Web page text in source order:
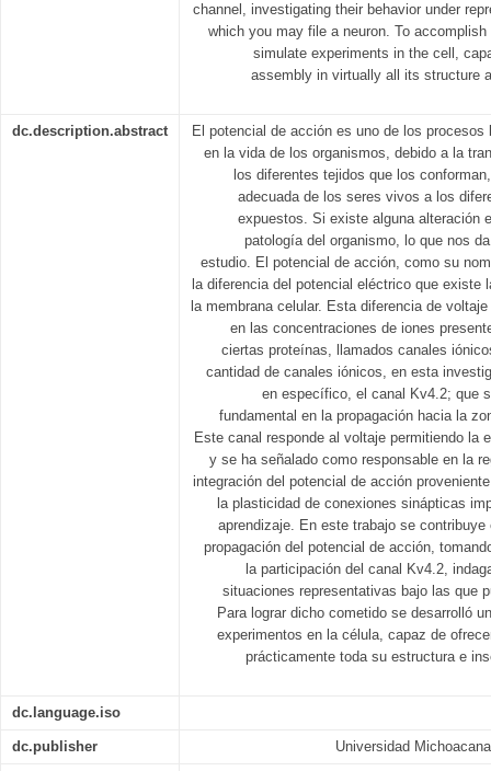
channel, investigating their behavior under
which you may file a neuron. To
simulate experiments in the cell,
assembly in virtually all its structure
dc.description.abstract
El potencial de acción es uno de los
en la vida de los organismos, debido a la
los diferentes tejidos que los
adecuada de los seres vivos a los
expuestos. Si existe alguna alteración
patología del organismo, lo que nos
estudio. El potencial de acción, como su
la diferencia del potencial eléctrico que existe
la membrana celular. Esta diferencia de
en las concentraciones de iones
ciertas proteínas, llamados canales
cantidad de canales iónicos, en esta
en específico, el canal Kv4.2; que
fundamental en la propagación hacia la
Este canal responde al voltaje permitiendo la
y se ha señalado como responsable en la
integración del potencial de acción
la plasticidad de conexiones sinápticas
aprendizaje. En este trabajo se
propagación del potencial de acción,
la participación del canal Kv4.2,
situaciones representativas bajo las que
Para lograr dicho cometido se desarrolló
experimentos en la célula, capaz de
prácticamente toda su estructura e
dc.language.iso
dc.publisher Universidad